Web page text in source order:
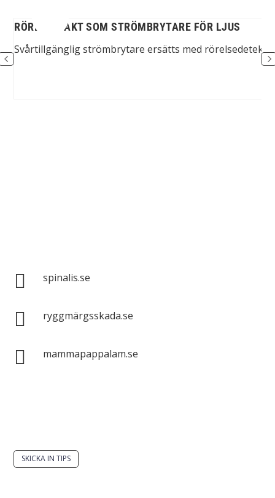
RÖRELSEVAKT SOM STRÖMBRYTARE FÖR LJUS
Svårtillgänglig strömbrytare ersätts med
 spinalis.se
 ryggmärgsskada.se
 mammapappalam.se
SKICKA IN TIPS